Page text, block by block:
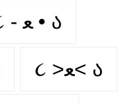
૮ - ﻌ • ა⁩
૮ >ﻌ< ა